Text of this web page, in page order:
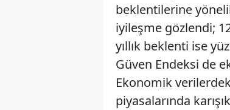
beklentilerine
iyileşme gözlendi;
yıllık beklenti ise
Güven Endeksi de
Ekonomik
piyasalarında